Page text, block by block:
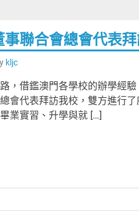
聯合會總會代表
kljc
借鑑澳門各學校的辦學經驗
會代表拜訪我校，雙方進行了
業實習、升學與就 […]